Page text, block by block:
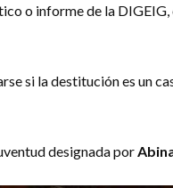
o informe de la
si la destitución es un
designada por